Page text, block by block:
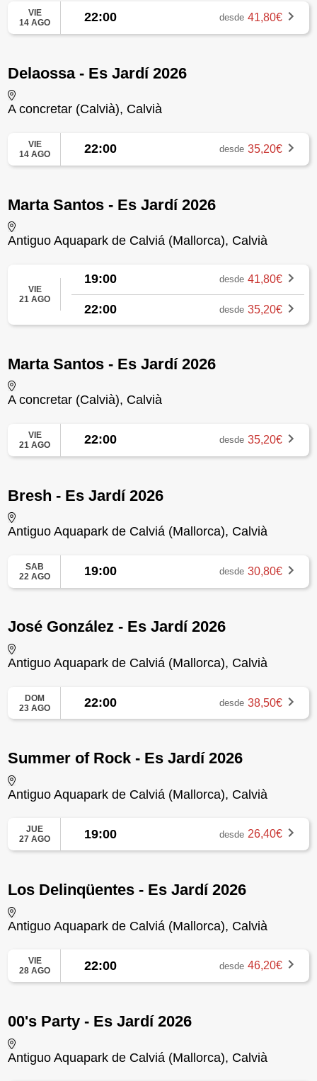
VIE
14 AGO
22:00 desde 41,80€
Delaossa - Es Jardí 2026
A concretar (Calvià), Calvià
VIE
14 AGO
22:00 desde 35,20€
Marta Santos - Es Jardí 2026
Antiguo Aquapark de Calviá (Mallorca), Calvià
VIE
21 AGO
19:00 desde 41,80€
22:00 desde 35,20€
Marta Santos - Es Jardí 2026
A concretar (Calvià), Calvià
VIE
21 AGO
22:00 desde 35,20€
Bresh - Es Jardí 2026
Antiguo Aquapark de Calviá (Mallorca), Calvià
SAB
22 AGO
19:00 desde 30,80€
José González - Es Jardí 2026
Antiguo Aquapark de Calviá (Mallorca), Calvià
DOM
23 AGO
22:00 desde 38,50€
Summer of Rock - Es Jardí 2026
Antiguo Aquapark de Calviá (Mallorca), Calvià
JUE
27 AGO
19:00 desde 26,40€
Los Delinqüentes - Es Jardí 2026
Antiguo Aquapark de Calviá (Mallorca), Calvià
VIE
28 AGO
22:00 desde 46,20€
00's Party - Es Jardí 2026
Antiguo Aquapark de Calviá (Mallorca), Calvià